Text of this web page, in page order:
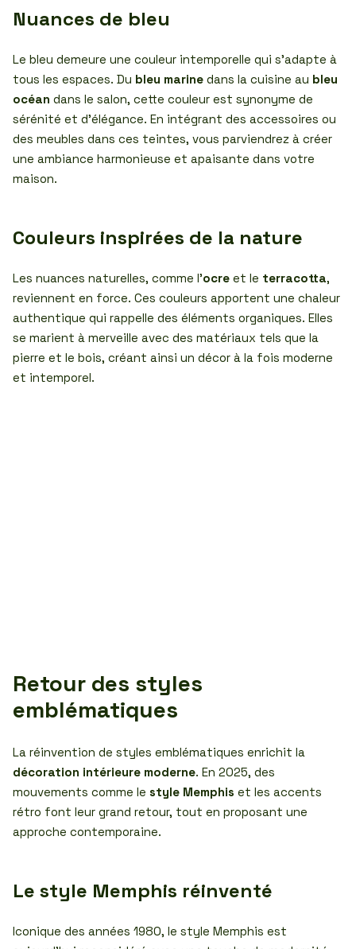
Nuances de bleu
Le bleu demeure une couleur intemporelle qui s’adapte à
tous les espaces. Du bleu marine dans la cuisine au bleu
océan dans le salon, cette couleur est synonyme de
sérénité et d’élégance. En intégrant des accessoires ou
des meubles dans ces teintes, vous parviendrez à créer
une ambiance harmonieuse et apaisante dans votre
maison.
Couleurs inspirées de la nature
Les nuances naturelles, comme l’ocre et le terracotta,
reviennent en force. Ces couleurs apportent une chaleur
authentique qui rappelle des éléments organiques. Elles
se marient à merveille avec des matériaux tels que la
pierre et le bois, créant ainsi un décor à la fois moderne
et intemporel.
Retour des styles
emblématiques
La réinvention de styles emblématiques enrichit la
décoration intérieure moderne. En 2025, des
mouvements comme le style Memphis et les accents
rétro font leur grand retour, tout en proposant une
approche contemporaine.
Le style Memphis réinventé
Iconique des années 1980, le style Memphis est